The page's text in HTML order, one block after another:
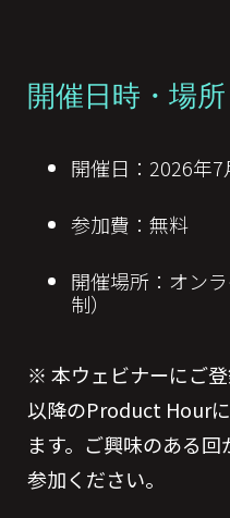
開催日時・場所
開催日：2026年
参加費：無料
開催場所：オン
制）
※ 本ウェビナーにご
以降のProduct Hour
ます。ご興味のある
参加ください。